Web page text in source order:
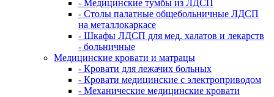
- Медицинские тумбы из ЛДСП
- Столы палатные общебольничные ЛДСП
на металлокаркасе
- Шкафы ЛДСП для мед. халатов и лекарств
- больничные
Медицинские кровати и матрацы
- Кровати для лежачих больных
- Кровати медицинские с электроприводом
- Механические медицинские кровати